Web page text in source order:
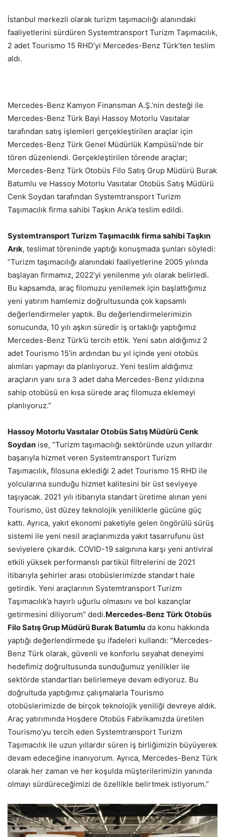
İstanbul merkezli olarak turizm taşımacılığı alanındaki
faaliyetlerini sürdüren Systemtransport Turizm Taşımacılık,
2 adet Tourismo 15 RHD’yi Mercedes-Benz Türk’ten teslim
aldı.
Mercedes-Benz Kamyon Finansman A.Ş.’nin desteği ile
Mercedes-Benz Türk Bayi Hassoy Motorlu Vasıtalar
tarafından satış işlemleri gerçekleştirilen araçlar için
Mercedes-Benz Türk Genel Müdürlük Kampüsü’nde bir
tören düzenlendi. Gerçekleştirilen törende araçlar;
Mercedes-Benz Türk Otobüs Filo Satış Grup Müdürü Burak
Batumlu ve Hassoy Motorlu Vasıtalar Otobüs Satış Müdürü
Cenk Soydan tarafından Systemtransport Turizm
Taşımacılık firma sahibi Taşkın Arık’a teslim edildi.
Systemtransport Turizm Taşımacılık firma sahibi Taşkın
Arık, teslimat töreninde yaptığı konuşmada şunları söyledi:
“Turizm taşımacılığı alanındaki faaliyetlerine 2005 yılında
başlayan firmamız, 2022’yi yenilenme yılı olarak belirledi.
Bu kapsamda, araç filomuzu yenilemek için başlattığımız
yeni yatırım hamlemiz doğrultusunda çok kapsamlı
değerlendirmeler yaptık. Bu değerlendirmelerimizin
sonucunda, 10 yılı aşkın süredir iş ortaklığı yaptığımız
Mercedes-Benz Türk’ü tercih ettik. Yeni satın aldığımız 2
adet Tourismo 15’in ardından bu yıl içinde yeni otobüs
alımları yapmayı da planlıyoruz. Yeni teslim aldığımız
araçların yanı sıra 3 adet daha Mercedes-Benz yıldızına
sahip otobüsü en kısa sürede araç filomuza eklemeyi
planlıyoruz.”
Hassoy Motorlu Vasıtalar Otobüs Satış Müdürü Cenk
Soydan ise, “Turizm taşımacılığı sektöründe uzun yıllardır
başarıyla hizmet veren Systemtransport Turizm
Taşımacılık, filosuna eklediği 2 adet Tourismo 15 RHD ile
yolcularına sunduğu hizmet kalitesini bir üst seviyeye
taşıyacak. 2021 yılı itibarıyla standart üretime alınan yeni
Tourismo, üst düzey teknolojik yeniliklerle gücüne güç
kattı. Ayrıca, yakıt ekonomi paketiyle gelen öngörülü sürüş
sistemi ile yeni nesil araçlarımızda yakıt tasarrufunu üst
seviyelere çıkardık. COVID-19 salgınına karşı yeni antiviral
etkili yüksek performanslı partikül filtrelerini de 2021
itibarıyla şehirler arası otobüslerimizde standart hale
getirdik. Yeni araçlarının Systemtransport Turizm
Taşımacılık’a hayırlı uğurlu olmasını ve bol kazançlar
getirmesini diliyorum” dedi.Mercedes-Benz Türk Otobüs
Filo Satış Grup Müdürü Burak Batumlu da konu hakkında
yaptığı değerlendirmede şu ifadeleri kullandı: “Mercedes-
Benz Türk olarak, güvenli ve konforlu seyahat deneyimi
hedefimiz doğrultusunda sunduğumuz yenilikler ile
sektörde standartları belirlemeye devam ediyoruz. Bu
doğrultuda yaptığımız çalışmalarla Tourismo
otobüslerimizde de birçok teknolojik yeniliği devreye aldık.
Araç yatırımında Hoşdere Otobüs Fabrikamızda üretilen
Tourismo’yu tercih eden Systemtransport Turizm
Taşımacılık ile uzun yıllardır süren iş birliğimizin büyüyerek
devam edeceğine inanıyorum. Ayrıca, Mercedes-Benz Türk
olarak her zaman ve her koşulda müşterilerimizin yanında
olmayı sürdüreceğimizi de özellikle belirtmek istiyorum.”